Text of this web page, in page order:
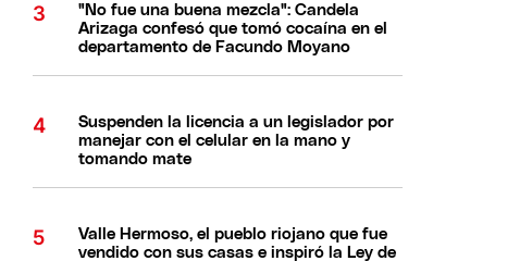
"No fue una buena mezcla": Candela
Arizaga confesó que tomó cocaína en el
departamento de Facundo Moyano
Suspenden la licencia a un legislador por
manejar con el celular en la mano y
tomando mate
Valle Hermoso, el pueblo riojano que fue
vendido con sus casas e inspiró la Ley de